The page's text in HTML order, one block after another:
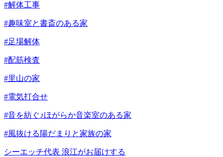
#解体工事
#趣味室と書斎のある家
#足場解体
#配筋検査
#里山の家
#電気打合せ
#音を紡ぐ♪ほがらか音楽室のある家
#風抜ける陽だまりと家族の家
シーエッチ代表 浪江がお届けする